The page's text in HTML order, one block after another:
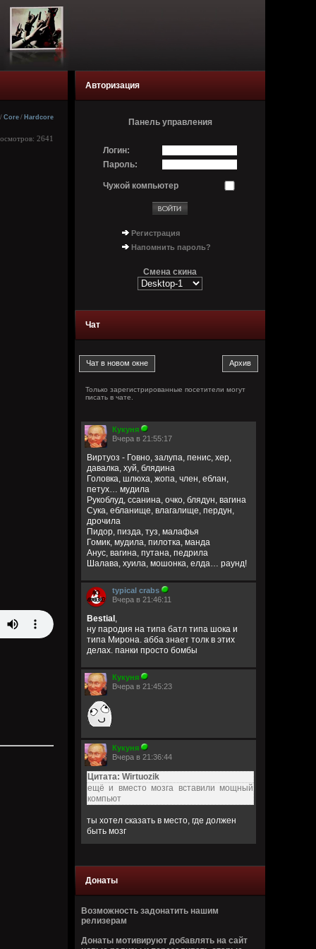
/ Core / Hardcore
2641
Авторизация
Панель управления
Логин:
Пароль:
Чужой компьютер
Регистрация
Напомнить пароль?
Смена скина
Чат
Только зарегистрированные посетители могут
писать в чате.
Кукуня
Вчера в 21:55:17
Виртуоз - Говно, залупа, пенис, хер,
давалка, хуй, блядина
Головка, шлюха, жопа, член, еблан,
петух… мудила
Рукоблуд, ссанина, очко, блядун, вагина
Сука, ебланище, влагалище, пердун,
дрочила
Пидор, пизда, туз, малафья
Гомик, мудила, пилотка, манда
Анус, вагина, путана, педрила
Шалава, хуила, мошонка, елда… раунд!
typical crabs
Вчера в 21:46:11
Bestial ,
ну пародия на типа батл типа шока и
типа Мирона. абба знает толк в этих
делах. панки просто бомбы
Кукуня
Вчера в 21:45:23
Кукуня
Вчера в 21:36:44
Цитата: Wirtuozik
ещё и вместо мозга вставили мощный
компьют
ты хотел сказать в место, где должен
быть мозг
Вчера в 20:41:56
Я - робот
Wirtuozik
Вчера в 20:40:37
А если бы мне ещё и вместо мозга
Донаты
Возможность задонатить нашим
релизерам
Донаты мотивируют добавлять на сайт